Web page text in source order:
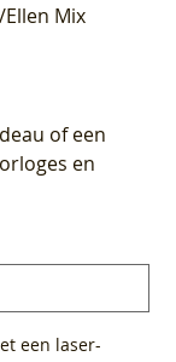
Mix
of een
en
een laser-